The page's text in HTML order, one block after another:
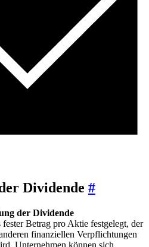
Dividende #
der Dividende
Betrag pro Aktie festgelegt, der
finanziellen Verpflichtungen